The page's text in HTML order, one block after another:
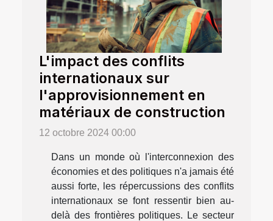
L'impact des conflits
internationaux sur
l'approvisionnement en
matériaux de construction
12 octobre 2024 00:00
Dans un monde où l'interconnexion des
économies et des politiques n'a jamais été
aussi forte, les répercussions des conflits
internationaux se font ressentir bien au-
delà des frontières politiques. Le secteur